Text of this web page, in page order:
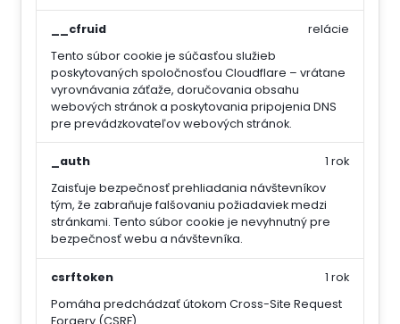
__cfruid
Tento súbor cookie je súčasťou služieb
poskytovaných spoločnosťou Cloudflare – vrátane
vyrovnávania záťaže, doručovania obsahu
webových stránok a poskytovania pripojenia DNS
pre prevádzkovateľov webových stránok.
relácie
_auth
Zaisťuje bezpečnosť prehliadania návštevníkov
tým, že zabraňuje falšovaniu požiadaviek medzi
stránkami. Tento súbor cookie je nevyhnutný pre
bezpečnosť webu a návštevníka.
1 rok
csrftoken
Pomáha predchádzať útokom Cross-Site Request
Forgery (CSRF).
1 rok